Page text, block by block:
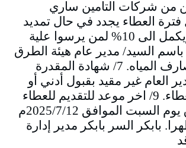
من شركات التامين ساري
فترة العطاء يجدد في حال تمديد
فترة العطاء ويكمل الى 10% لمن يرسوا علية
باسم السيد/ مدير عام هيئة الطرق
والجسور ومصارف المياه. 7/ شهادة المقدرة
8/ المدير العام غير مقيد بقبول أدني أو
أعلى قيمة للعطاء. 9/ اخر موعد للتقديم للعطاء
وفتح الصندوق يوم السبت الموافق 2025/7/12م
ظهرا. بابكر السر بابكر مدير إدارة